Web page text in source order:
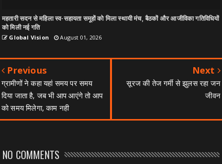
महतारी सदन से महिला स्व-सहायता समूहों को मिला स्थायी मंच, बैठकों और आजीविका गतिविधियों
को मिली नई गति
Global Vision August 01, 2026
Previous
ग्रामीणों ने कहा यहां समय पर समय
दिया जाता है, जब भी आप आएंगे तो आप
को समय मिलेगा, काम नही
Next
सूरज की तेज गर्मी से झुलस रहा जन
जीवन
NO COMMENTS